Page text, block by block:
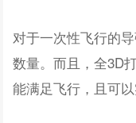
对于一次性飞行的
数量。而且，全3D
能满足飞行，且可